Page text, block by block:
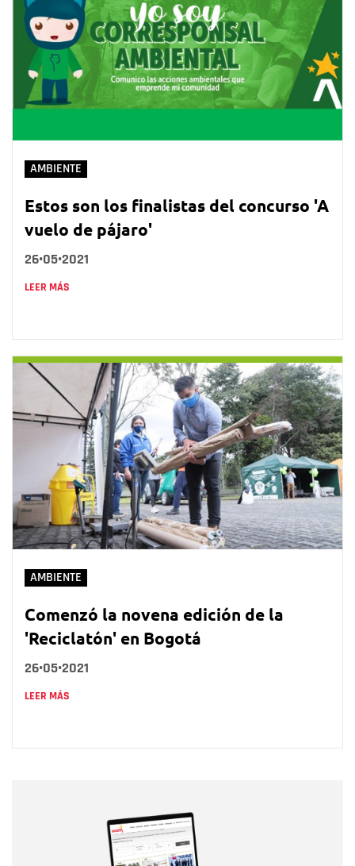
AMBIENTE
Estos son los finalistas del concurso 'A
vuelo de pájaro'
26•05•2021
LEER MÁS
AMBIENTE
Comenzó la novena edición de la
'Reciclatón' en Bogotá
26•05•2021
LEER MÁS
Correo electrónico